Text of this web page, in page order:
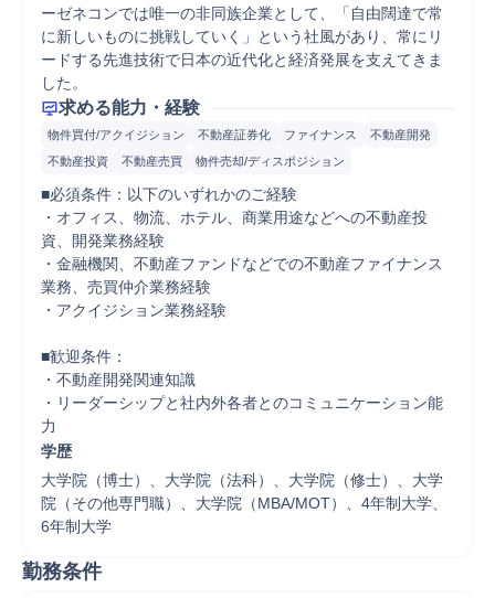
ーゼネコンでは唯一の非同族企業として、「自由闊達で常
に新しいものに挑戦していく」という社風があり、常にリ
ードする先進技術で日本の近代化と経済発展を支えてきま
した。
求める能力・経験
物件買付/アクイジション 不動産証券化 ファイナンス
不動産開発
不動産投資
不動産売買 物件売却/ディスポジション
■必須条件：以下のいずれかのご経験
・オフィス、物流、ホテル、商業用途などへの不動産投
資、開発業務経験
・金融機関、不動産ファンドなどでの不動産ファイナンス
業務、売買仲介業務経験
・アクイジション業務経験
■歓迎条件：
・不動産開発関連知識
・リーダーシップと社内外各者とのコミュニケーション能
力
学歴
大学院（博士）、大学院（法科）、大学院（修士）、大学
院（その他専門職）、大学院（MBA/MOT）、4年制大学、
6年制大学
勤務条件